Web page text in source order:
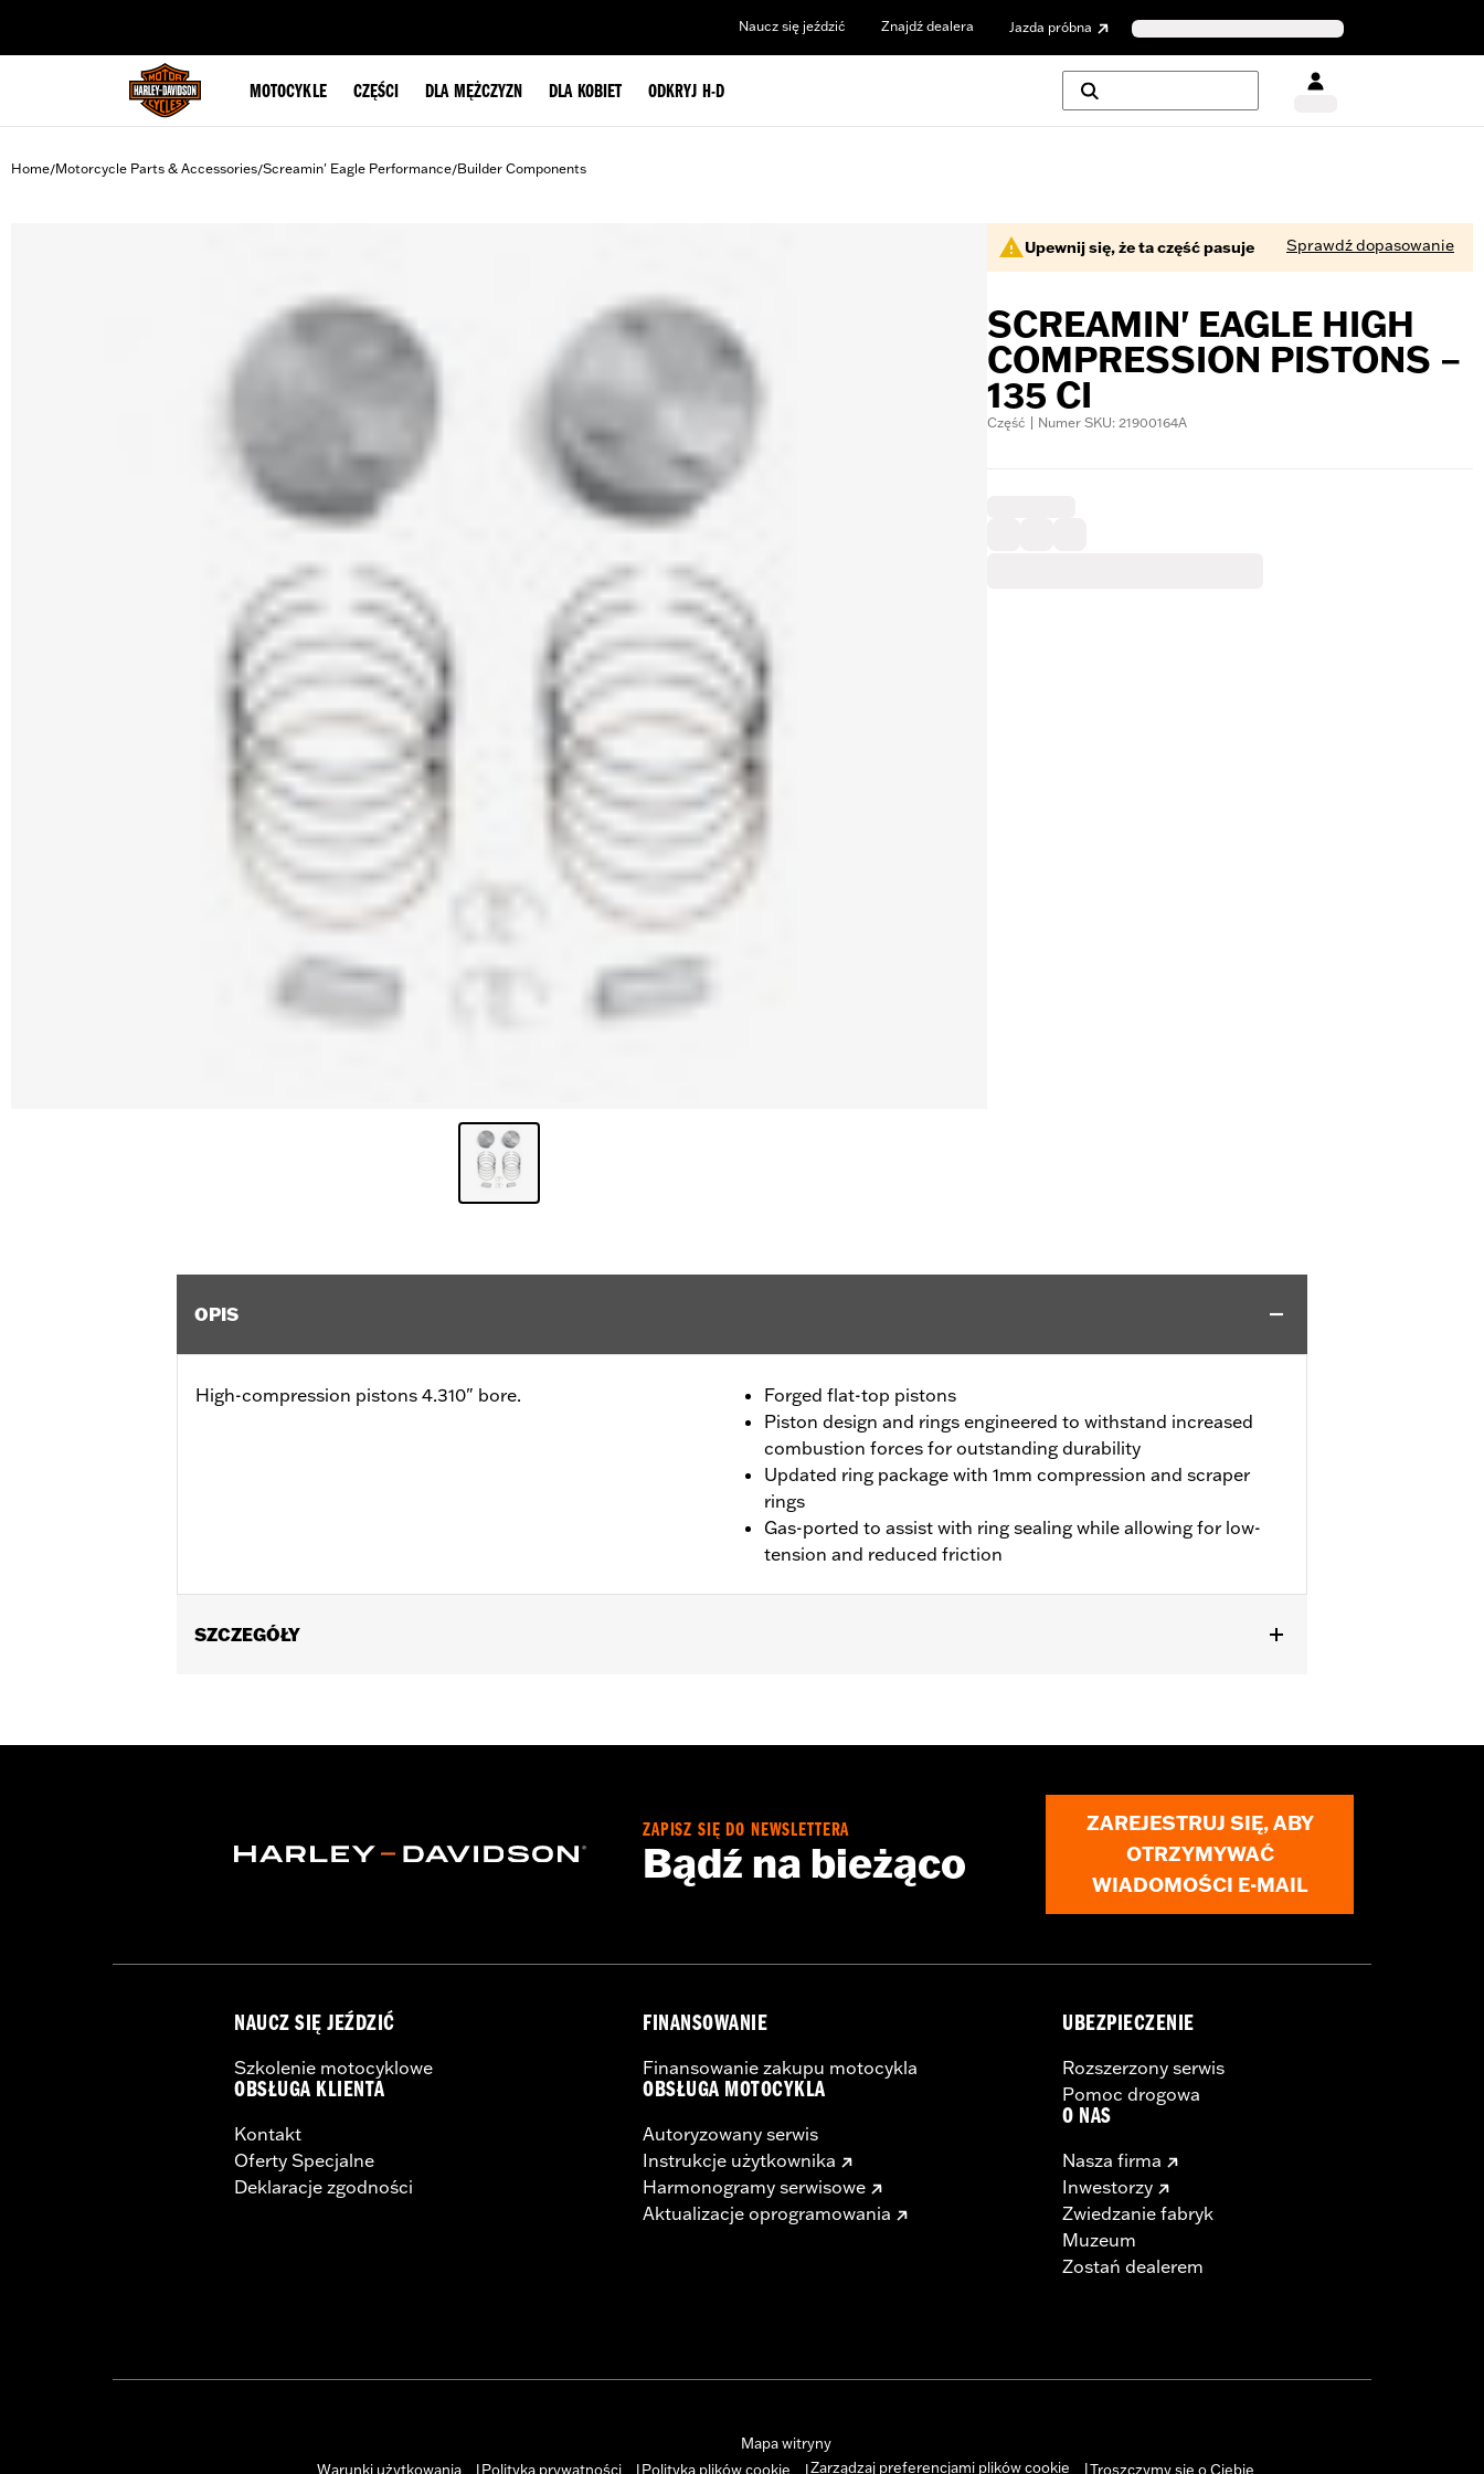
Naucz się jeździć Znajdź dealera Jazda próbna
MOTOCYKLE CZĘŚCI DLA MĘŻCZYZN DLA KOBIET ODKRYJ H-D
Home/Motorcycle Parts & Accessories/Screamin' Eagle Performance/Builder Components
Upewnij się, że ta część pasuje Sprawdź dopasowanie
SCREAMIN' EAGLE HIGH
COMPRESSION PISTONS –
135 CI
Część | Numer SKU: 21900164A
OPIS
High-compression pistons 4.310" bore.
Forged flat-top pistons
Piston design and rings engineered to withstand increased
combustion forces for outstanding durability
Updated ring package with 1mm compression and scraper
rings
Gas-ported to assist with ring sealing while allowing for low-
tension and reduced friction
SZCZEGÓŁY
Dealer Install Recommended:Yes
Pistons, Rings, Clips and installation instructions
CERTIFICATION:
49-State U.S. EPA compliant
Harley-Davidson® motorcycles modified with some Screamin’ Eagle® Performance products must not be used on public roads
and, in some cases, may be restricted to closed-course competition. These performance parts are 49-state U.S. EPA compliant but
ZAPISZ SIĘ DO NEWSLETTERA
Bądź na bieżąco
ZAREJESTRUJ SIĘ, ABY
OTRZYMYWAĆ
WIADOMOŚCI E-MAIL
NAUCZ SIĘ JEŹDZIĆ
Szkolenie motocyklowe
OBSŁUGA KLIENTA
Kontakt
Oferty Specjalne
Deklaracje zgodności
FINANSOWANIE
Finansowanie zakupu motocykla
OBSŁUGA MOTOCYKLA
Autoryzowany serwis
Instrukcje użytkownika
Harmonogramy serwisowe
Aktualizacje oprogramowania
UBEZPIECZENIE
Rozszerzony serwis
Pomoc drogowa
O NAS
Nasza firma
Inwestorzy
Zwiedzanie fabryk
Muzeum
Zostań dealerem
Mapa witryny
Warunki użytkowania
Polityka prywatności Polityka plików cookie Zarządzaj preferencjami plików cookie Troszczymy się o Ciebie